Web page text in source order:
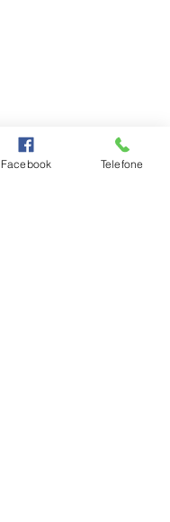
Facebook Telefone